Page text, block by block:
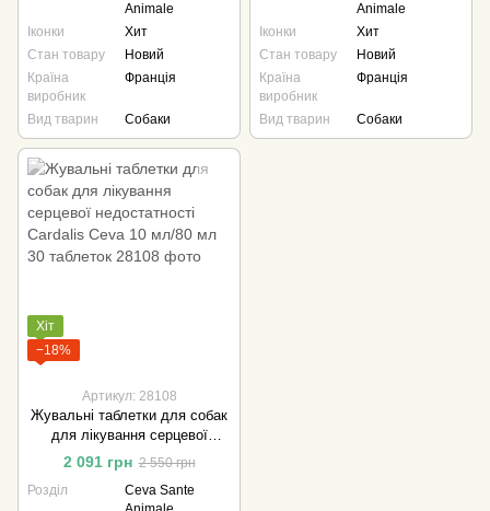
Animale
Іконки
Хит
Стан товару
Новий
Країна
виробник
Франція
Вид тварин Собаки
Animale
Іконки
Хит
Стан товару
Новий
Країна
виробник
Франція
Вид тварин Собаки
Хіт
−18%
Артикул: 28108
Жувальні таблетки для собак
для лікування серцевої
недостатності Cardalis Ceva
10 мл/80 мл 30 таблеток
2 091 грн 2 550 грн
Розділ
Ceva Sante